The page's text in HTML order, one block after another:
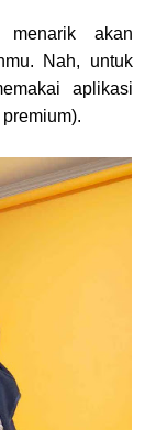
akan
Nah, untuk
aplikasi